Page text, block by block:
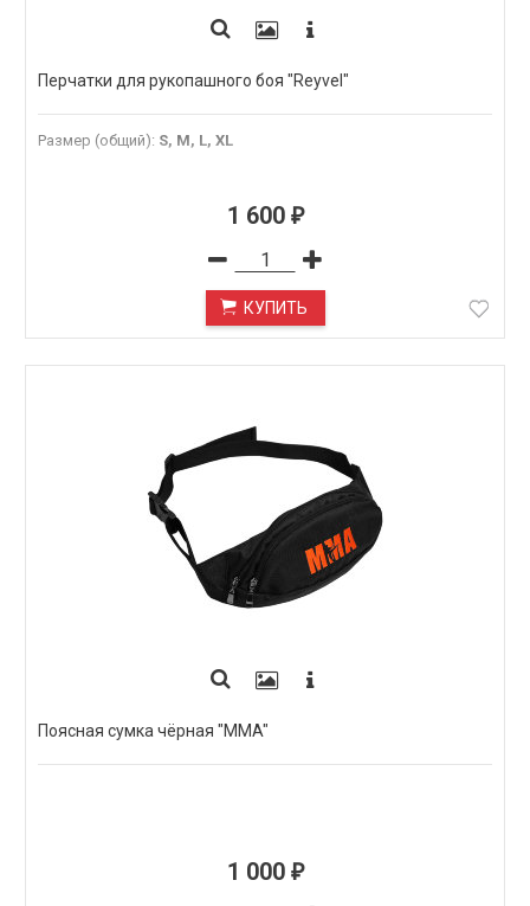
Перчатки для рукопашного боя "Reyvel"
Размер (общий): S, M, L, XL
1 600 ₽
КУПИТЬ
Поясная сумка чёрная "MMA"
1 000 ₽